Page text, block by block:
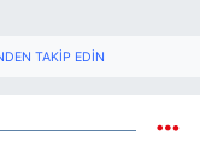
TAKIP EDIN